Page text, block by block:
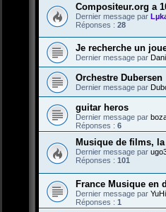
Compositeur.org a
Dernier message par
Réponses : 28
Je recherche un
Dernier message par
Orchestre Dubersen
Dernier message par
guitar heros
Dernier message par
Réponses : 6
Musique de films,
Dernier message par
Réponses : 101
France Musique en
Dernier message par
Réponses : 1